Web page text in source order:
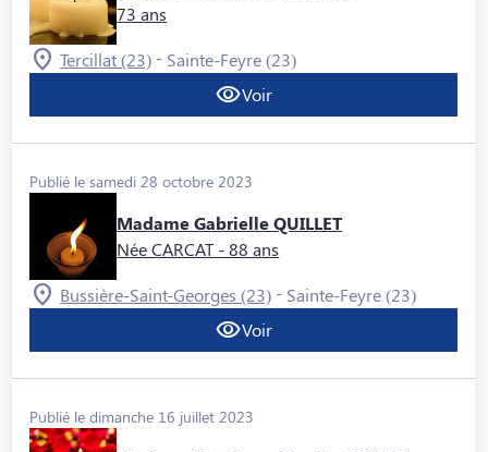
73 ans
Tercillat (23) - Sainte-Feyre (23)
Voir
Publié le samedi 28 octobre 2023
Madame Gabrielle QUILLET
Née CARCAT - 88 ans
Bussière-Saint-Georges (23) - Sainte-Feyre (23)
Voir
Publié le dimanche 16 juillet 2023